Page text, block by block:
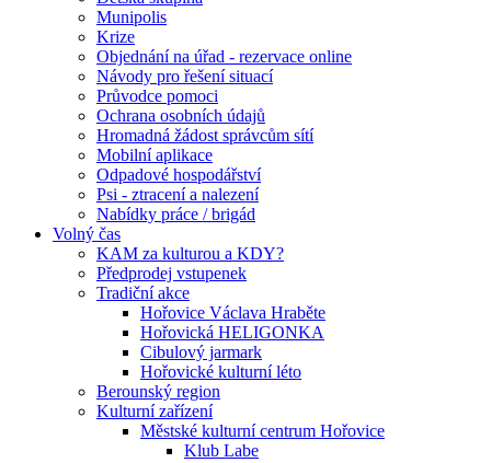
Munipolis
Krize
Objednání na úřad - rezervace online
Návody pro řešení situací
Průvodce pomoci
Ochrana osobních údajů
Hromadná žádost správcům sítí
Mobilní aplikace
Odpadové hospodářství
Psi - ztracení a nalezení
Nabídky práce / brigád
Volný čas
KAM za kulturou a KDY?
Předprodej vstupenek
Tradiční akce
Hořovice Václava Hraběte
Hořovická HELIGONKA
Cibulový jarmark
Hořovické kulturní léto
Berounský region
Kulturní zařízení
Městské kulturní centrum Hořovice
Klub Labe